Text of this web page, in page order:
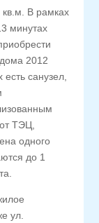
В рамках
минутах
2012
санузел,
ТЭЦ,
одного
до 1
ул.